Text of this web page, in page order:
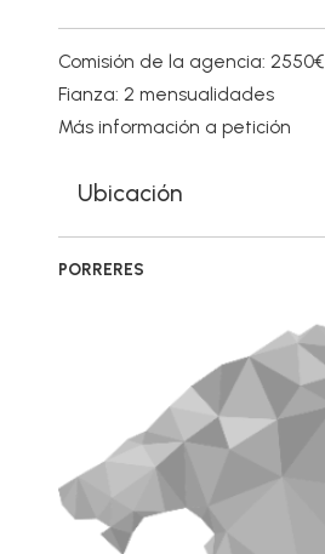
Comisión de la agencia: 2550€
Fianza: 2 mensualidades
Más información a petición
Ubicación
PORRERES